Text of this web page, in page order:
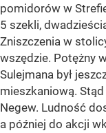
pomidorów w
5 szekli,
Zniszczenia w
wszędzie. Potężny
Sulejmana był
mieszkaniową.
Negew. Ludność
a później do akcji